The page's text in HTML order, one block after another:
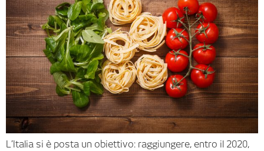
L’Italia si è posta un obiettivo: raggiungere, entro il 2020,